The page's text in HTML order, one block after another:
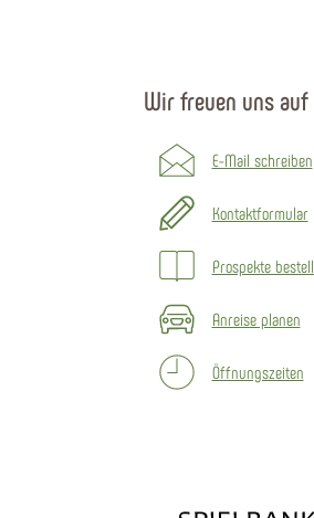
Wir freuen uns
E-Mail schreiben
Kontaktformular
Prospekte
Anreise planen
Öffnungszeiten